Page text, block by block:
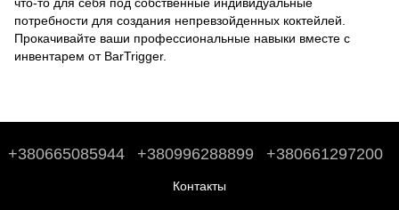
что-то для себя под собственные индивидуальные
потребности для создания непревзойденных коктейлей.
Прокачивайте ваши профессиональные навыки вместе с
инвентарем от BarTrigger.
+380665085944 +380996288899 +380661297200
Контакты